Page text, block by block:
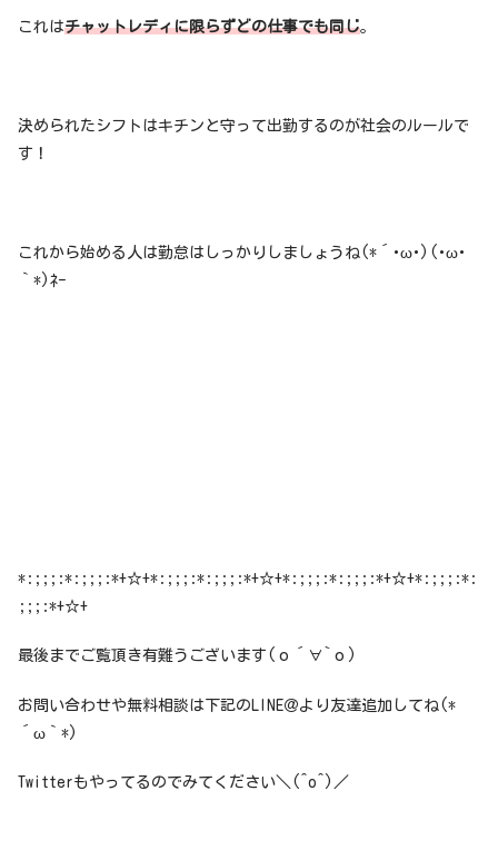
これはチャットレディに限らずどの仕事でも同じ。
決められたシフトはキチンと守って出勤するのが社会のルールで
す！
これから始める人は勤怠はしっかりしましょうね(*´･ω･)(･ω･
｀*)ﾈｰ
*:;;;:*:;;;:*+☆+*:;;;:*:;;;:*+☆+*:;;;:*:;;;:*+☆+*:;;;:*:
;;;:*+☆+
最後までご覧頂き有難うございます(о´∀`о)
お問い合わせや無料相談は下記のLINE＠より友達追加してね(*
´ω｀*)
Twitterもやってるのでみてください＼(^o^)／